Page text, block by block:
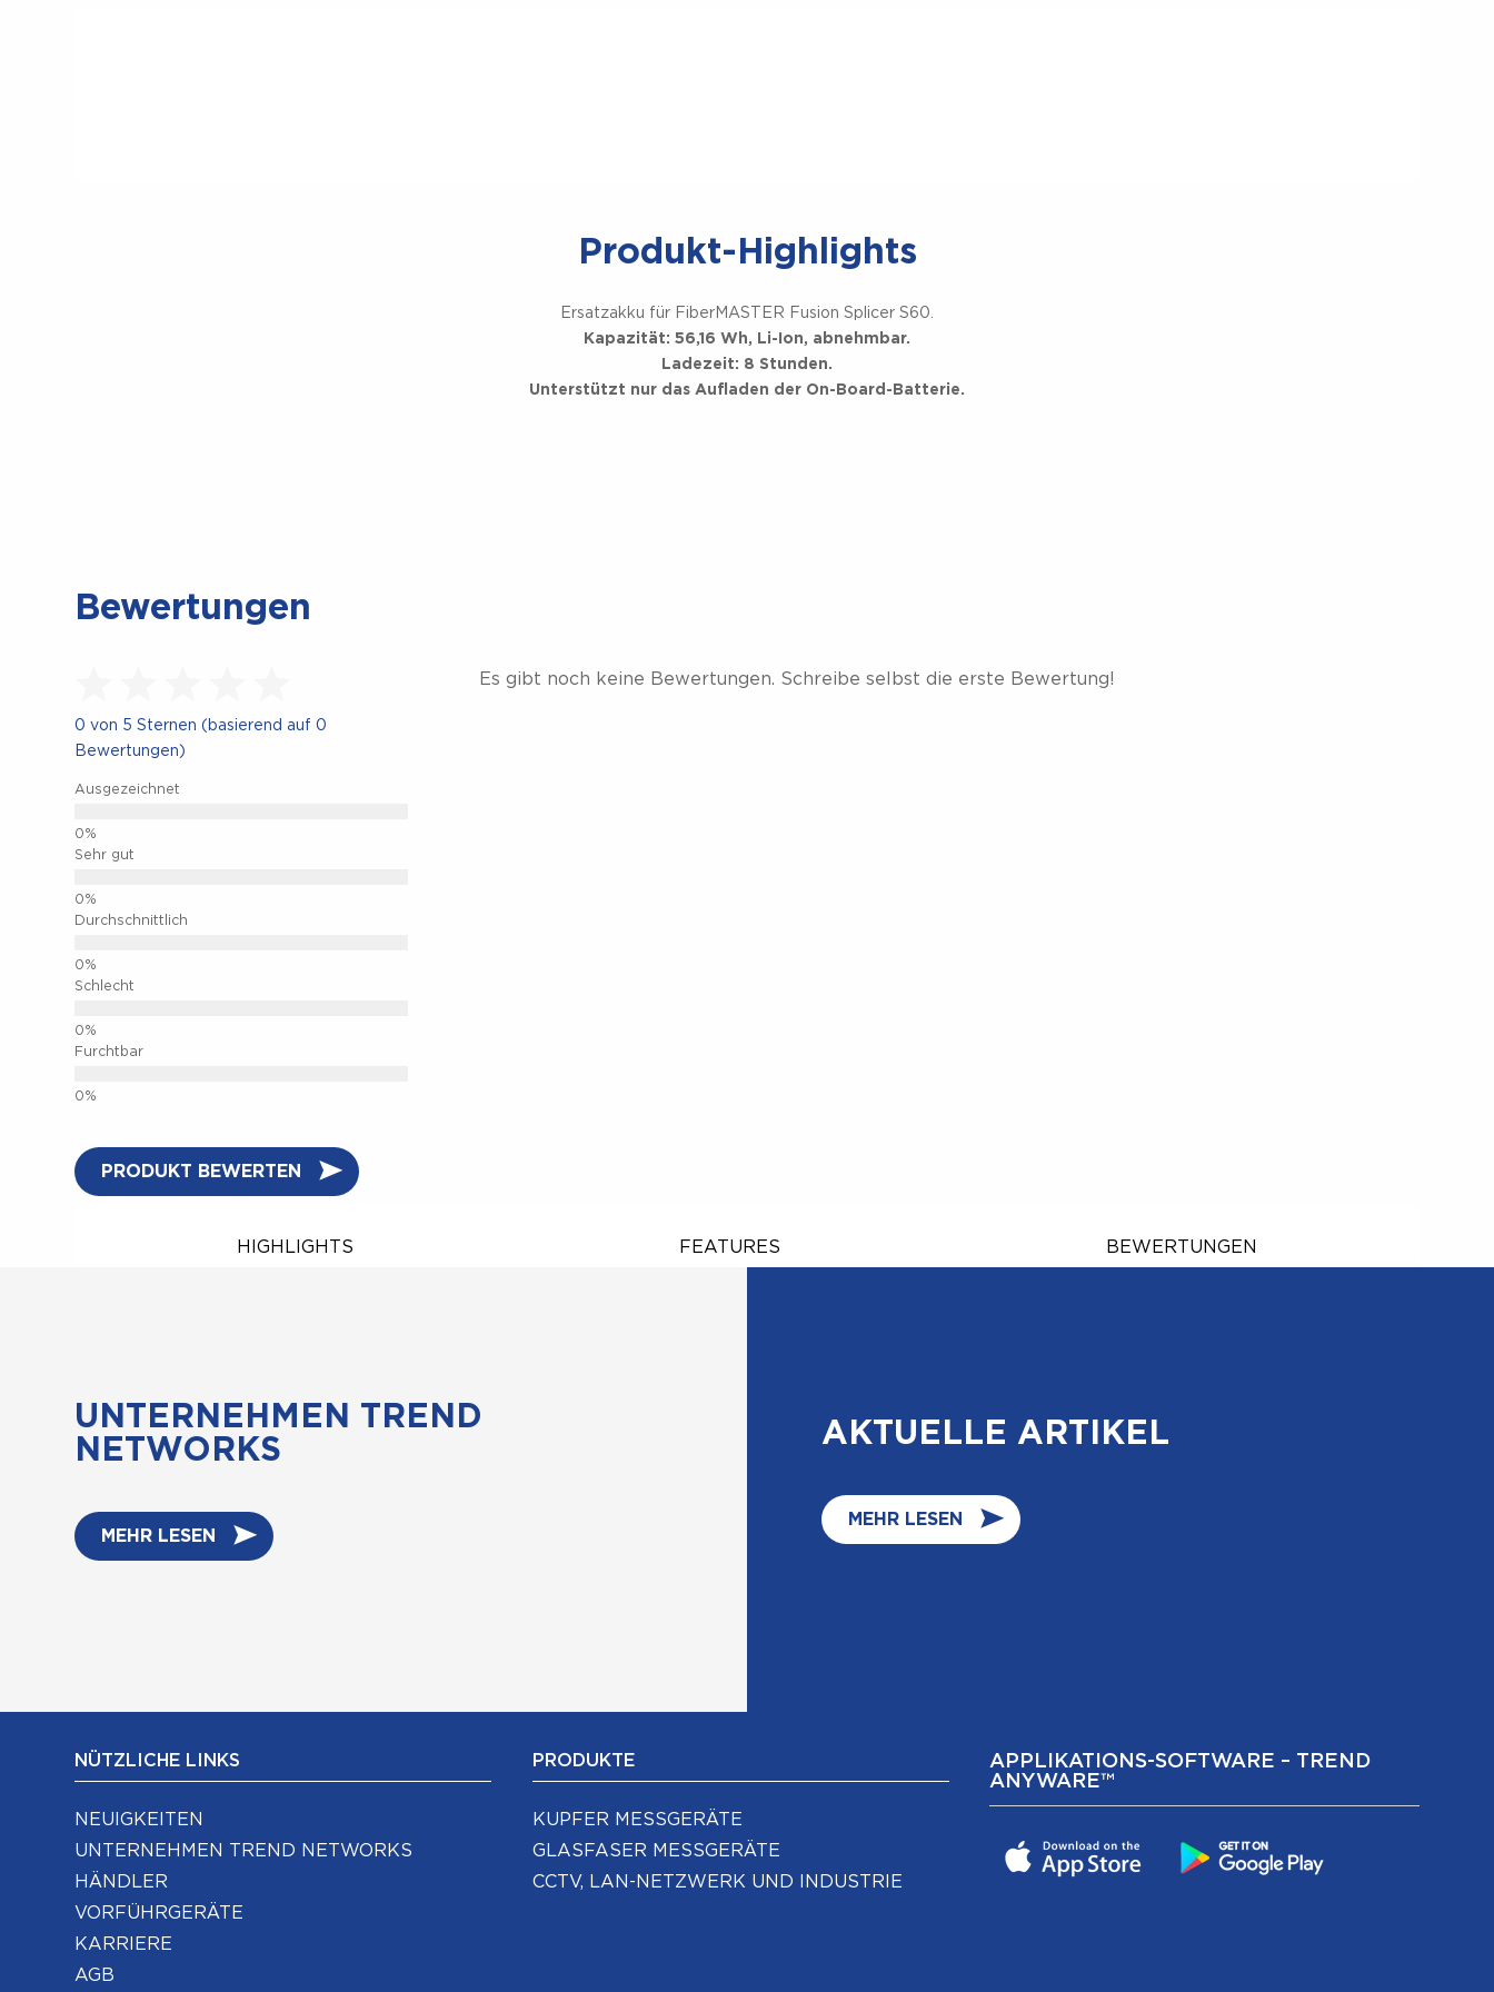
HIGHLIGHTS FEATURES BEWERTUNGEN
Produkt-Highlights
Ersatzakku für FiberMASTER Fusion Splicer S60.
Kapazität: 56,16 Wh, Li-Ion, abnehmbar.
Ladezeit: 8 Stunden.
Unterstützt nur das Aufladen der On-Board-Batterie.
Bewertungen
0 von 5 Sternen (basierend auf 0
Bewertungen)
Ausgezeichnet
Sehr gut
Durchschnittlich
Schlecht
Furchtbar
PRODUKT BEWERTEN
Es gibt noch keine Bewertungen. Schreibe selbst die erste Bewertung!
UNTERNEHMEN TREND
NETWORKS
MEHR LESEN
AKTUELLE ARTIKEL
MEHR LESEN
NÜTZLICHE LINKS
NEUIGKEITEN
UNTERNEHMEN TREND NETWORKS
HÄNDLER
VORFÜHRGERÄTE
KARRIERE
AGB
PRODUKTE
KUPFER MESSGERÄTE
GLASFASER MESSGERÄTE
CCTV, LAN-NETZWERK UND INDUSTRIE
APPLIKATIONS-SOFTWARE – TREND
ANYWARE™